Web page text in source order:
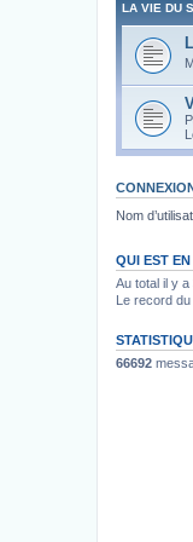
LA VIE DU
Nom
QUI EST
Au total il y a
Le record du
66692